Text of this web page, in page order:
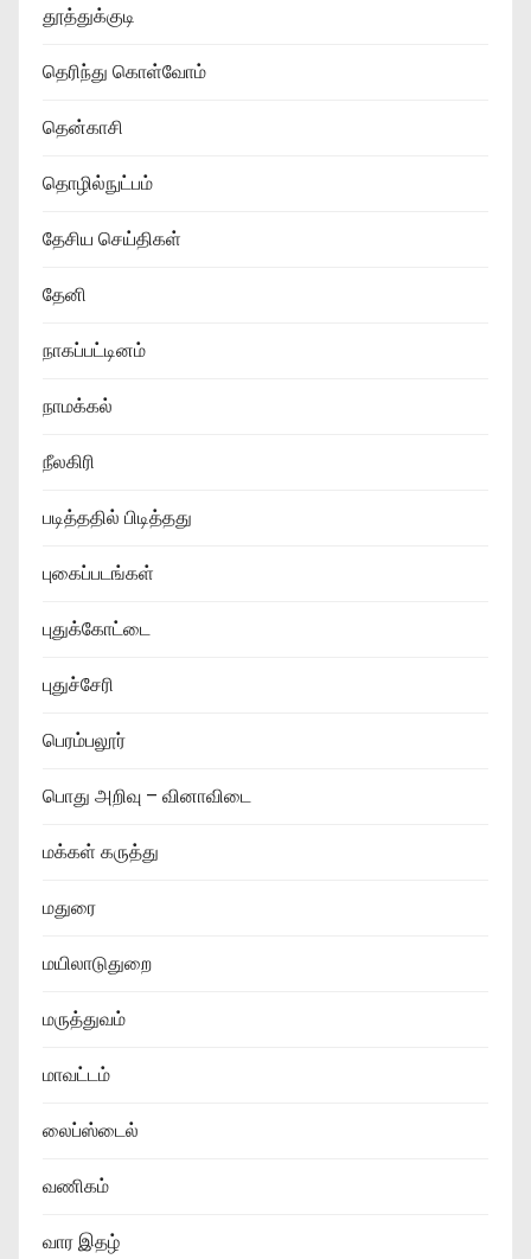
தூத்துக்குடி
தெரிந்து கொள்வோம்
தென்காசி
தொழில்நுட்பம்
தேசிய செய்திகள்
தேனி
நாகப்பட்டினம்
நாமக்கல்
நீலகிரி
படித்ததில் பிடித்தது
புகைப்படங்கள்
புதுக்கோட்டை
புதுச்சேரி
பெரம்பலூர்
பொது அறிவு – வினாவிடை
மக்கள் கருத்து
மதுரை
மயிலாடுதுறை
மருத்துவம்
மாவட்டம்
லைப்ஸ்டைல்
வணிகம்
வார இதழ்